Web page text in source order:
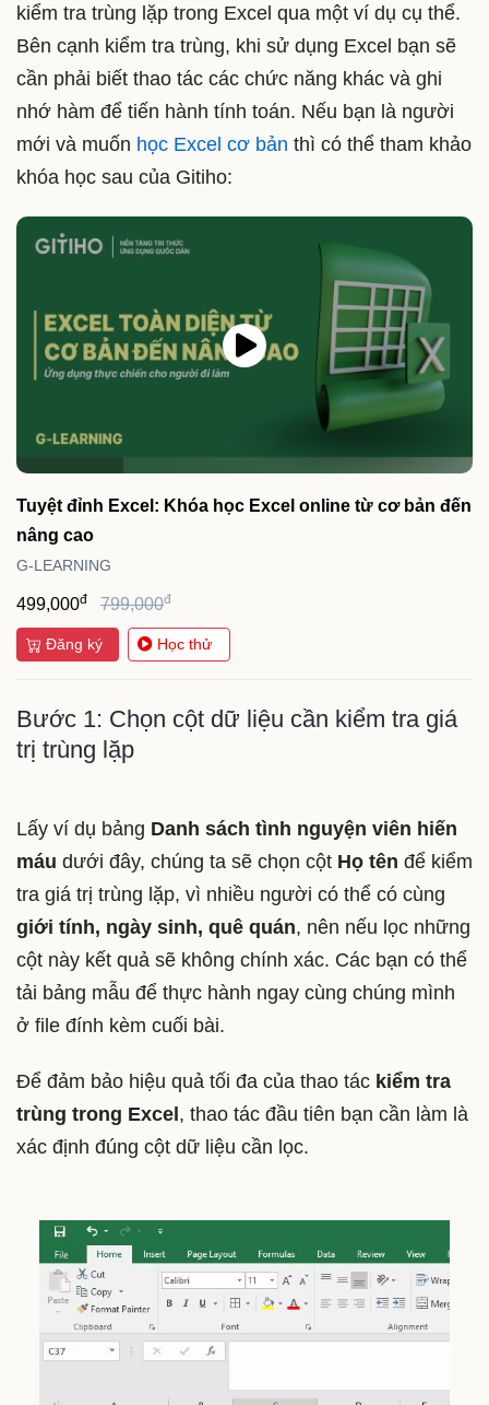
kiểm tra trùng lặp trong Excel qua một ví dụ cụ thể.
Bên cạnh kiểm tra trùng, khi sử dụng Excel bạn sẽ
cần phải biết thao tác các chức năng khác và ghi
nhớ hàm để tiến hành tính toán. Nếu bạn là người
mới và muốn học Excel cơ bản thì có thể tham khảo
khóa học sau của Gitiho:
Tuyệt đỉnh Excel: Khóa học Excel online từ cơ bản đến
nâng cao
G-LEARNING
499,000đ 799,000đ
Đăng ký Học thử
Bước 1: Chọn cột dữ liệu cần kiểm tra giá
trị trùng lặp
Lấy ví dụ bảng Danh sách tình nguyện viên hiến
máu dưới đây, chúng ta sẽ chọn cột Họ tên để kiểm
tra giá trị trùng lặp, vì nhiều người có thể có cùng
giới tính, ngày sinh, quê quán, nên nếu lọc những
cột này kết quả sẽ không chính xác. Các bạn có thể
tải bảng mẫu để thực hành ngay cùng chúng mình
ở file đính kèm cuối bài.
Để đảm bảo hiệu quả tối đa của thao tác kiểm tra
trùng trong Excel , thao tác đầu tiên bạn cần làm là
xác định đúng cột dữ liệu cần lọc.